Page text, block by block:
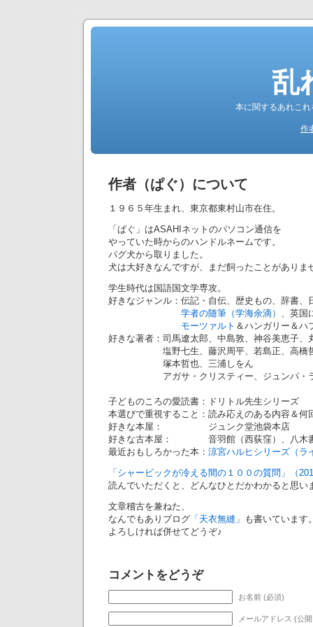
乱
本に関するあれこ
作
作者（ぱぐ）について
１９６５年生まれ、東京都東村山市在住。
「ぱぐ」はASAHIネットのパソコン通信を
やっていた時からのハンドルネームです。
パグ犬から取りました。
犬は大好きなんですが、まだ飼ったことがありま
学生時代は国語国文学専攻。
好きなジャンル：伝記・自伝、歴史もの、辞書、
学者の随筆（学海余滴） 、英国
モーツァルト ＆ハンガリー＆ハ
好きな著者：司馬遼太郎、中島敦、神谷美恵子、
塩野七生、藤沢周平、若島正、高橋哲
塚本哲也、三浦しをん
アガサ・クリスティー、ジュンパ・
子どものころの愛読書：ドリトル先生シリーズ
本選びで重視すること：読み応えのある内容＆何
好きな本屋： ジュンク堂池袋本店
好きな古本屋： 音羽館（西荻窪）、八木書
最近おもしろかった本： 涼宮ハルヒシリーズ（ラ
「シャービックが冷える間の１００の質問」（
読んでいただくと、どんなひとだかわかると思い
文章稽古を兼ねた、
なんでもありブログ 「天衣無縫」 も書いています
よろしければ併せてどうぞ♪
コメントをどうぞ
お名前 (必須)
メールアドレス (公